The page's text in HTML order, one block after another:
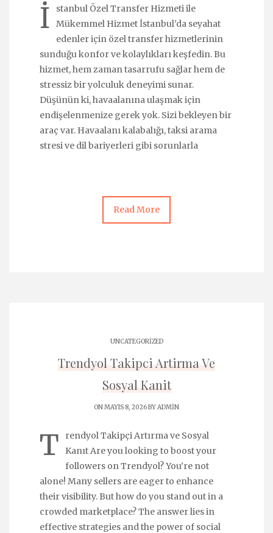
İ
stanbul Özel Transfer Hizmeti ile
Mükemmel Hizmet İstanbul’da seyahat
edenler için özel transfer hizmetlerinin
sunduğu konfor ve kolaylıkları keşfedin. Bu
hizmet, hem zaman tasarrufu sağlar hem de
stressiz bir yolculuk deneyimi sunar.
Düşünün ki, havaalanına ulaşmak için
endişelenmenize gerek yok. Sizi bekleyen bir
araç var. Havaalanı kalabalığı, taksi arama
stresi ve dil bariyerleri gibi sorunlarla
Read More
UNCATEGORIZED
Trendyol Takipci Artirma Ve
Sosyal Kanit
ON MAYIS 8, 2026 BYADMIN
T
rendyol Takipçi Artırma ve Sosyal
Kanıt Are you looking to boost your
followers on Trendyol? You’re not
alone! Many sellers are eager to enhance
their visibility. But how do you stand out in a
crowded marketplace? The answer lies in
effective strategies and the power of social